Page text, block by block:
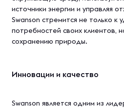
источники энергии и управляя
Swanson стремится не только к
потребностей своих клиентов,
сохранению природы.
Инновации и качество
Swanson является одним из